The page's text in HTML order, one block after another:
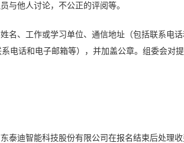
与他人讨论，不公正的评阅等。
名、工作或学习单位、通信地址（包括联系电
电话和电子邮箱等），并加盖公章。组委会对
泰迪智能科技股份有限公司在报名结束后处理